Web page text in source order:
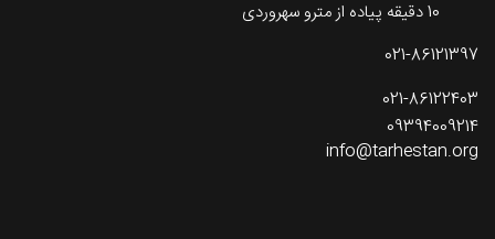
021-86121397
021-86122403
09394009214
info@tarhestan.org